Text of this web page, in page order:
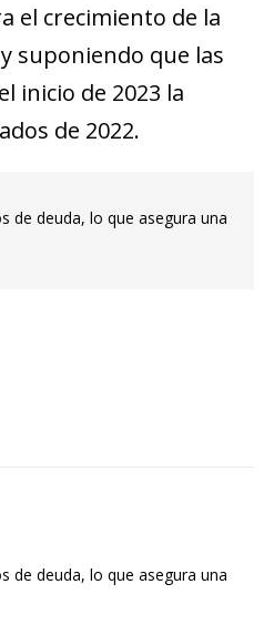
el crecimiento de la
suponiendo que las
inicio de 2023 la
de 2022.
de deuda, lo que asegura una
de deuda, lo que asegura una